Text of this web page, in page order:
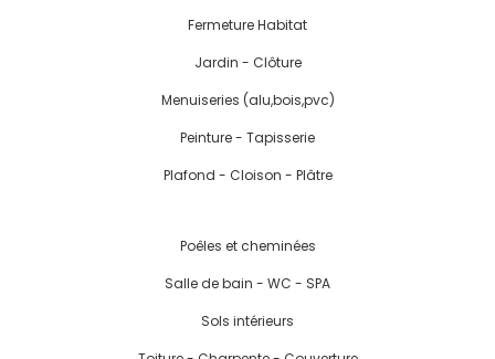
Fermeture Habitat
Jardin - Clôture
Menuiseries (alu,bois,pvc)
Peinture - Tapisserie
Plafond - Cloison - Plâtre
Poêles et cheminées
Salle de bain - WC - SPA
Sols intérieurs